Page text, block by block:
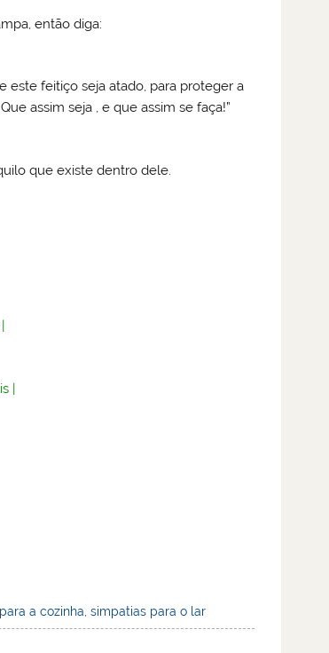
então diga:
este feitiço seja atado, para proteger a
assim seja , e que assim se faça!”
que existe dentro dele.
|
a cozinha ,simpatias para o lar